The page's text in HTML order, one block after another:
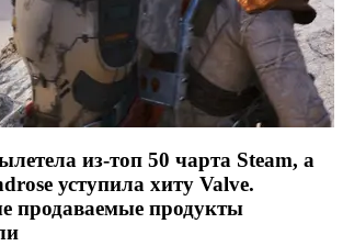
из-топ 50 чарта Steam, а
уступила хиту Valve.
продаваемые продукты